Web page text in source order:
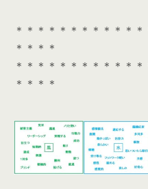
＊＊＊＊＊＊＊＊＊＊＊
＊＊＊＊
＊＊＊＊＊＊＊＊＊＊＊
＊＊＊＊